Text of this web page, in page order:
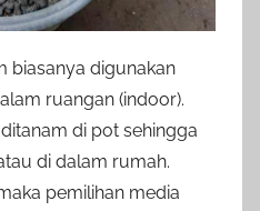
biasanya digunakan
ruangan (indoor).
di pot sehingga
di dalam rumah.
pemilihan media